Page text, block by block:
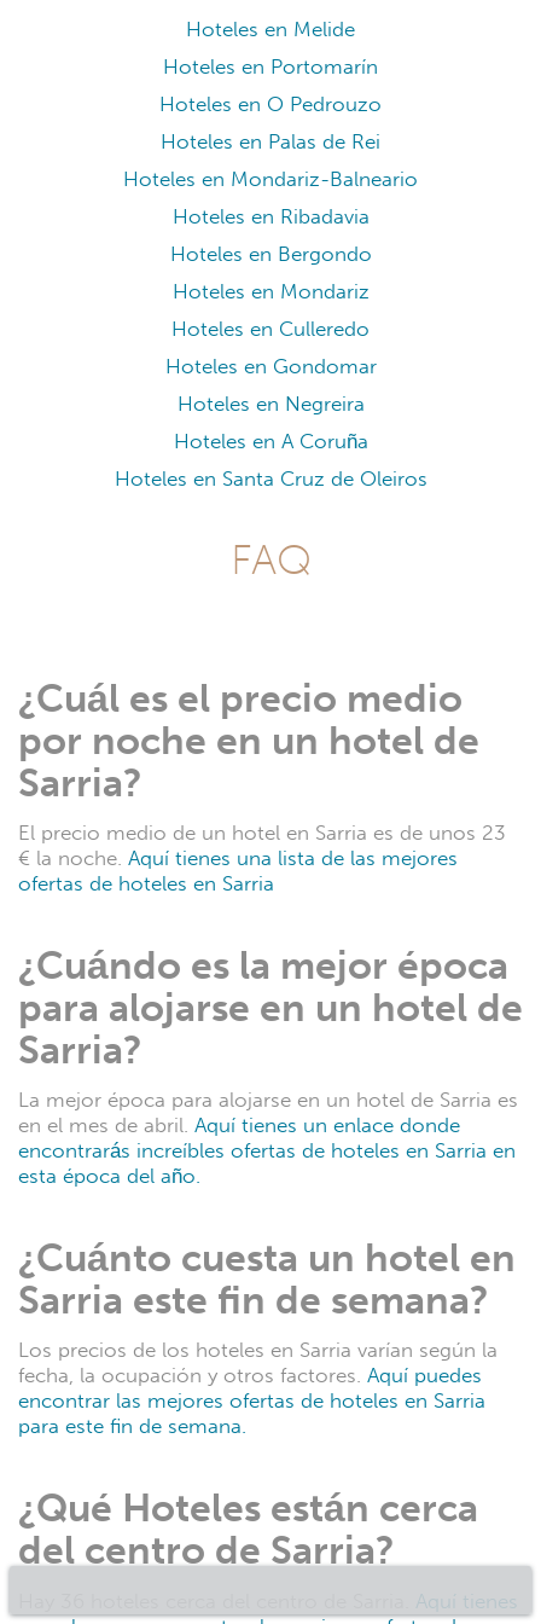
Hoteles en Cambados
Hoteles en Baiona
Hoteles en Cangas de Morrazo
Hoteles en Muros
Hoteles en Bueu
Hoteles en Ferrol
Hoteles en Burela
Hoteles en Nigrán
Hoteles en Combarro
Hoteles en Vilanova de Arousa
Hoteles en Oleiros
Hoteles en Betanzos
Hoteles en Isla de La Toja
Hoteles en A Guarda
Hoteles en Melide
Hoteles en Portomarín
Hoteles en Mondariz-Balneario
Hoteles en Ribadavia
Hoteles en Bergondo
Hoteles en Mondariz
Hoteles en Culleredo
Hoteles en Negreira
Hoteles en A Coruña
Hoteles en Santa Cruz de Oleiros